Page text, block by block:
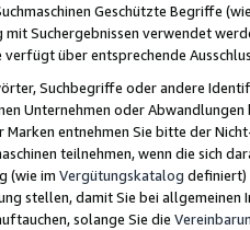
Geschützte Begriffe
Suchergebnissen verwendet
verfügt über entsprechende
Suchbegriffe oder andere
Unternehmen oder
Marken entnehmen Sie bitte der
teilnehmen, wenn die sich
(wie im Vergütungskatalog definiert)
stellen, damit Sie bei
solange Sie die